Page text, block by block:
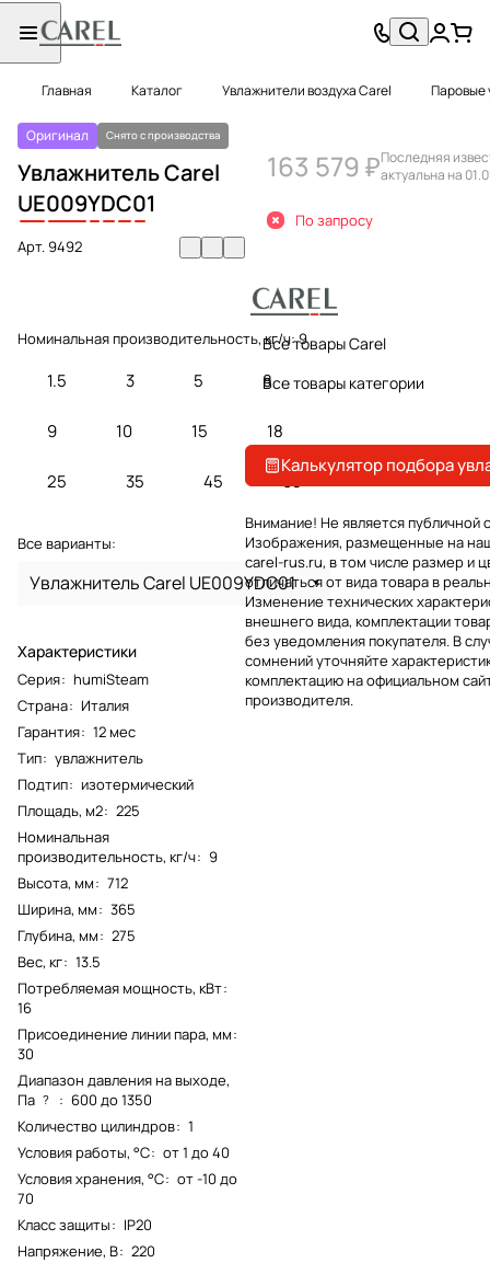
Главная Каталог Увлажнители воздуха Carel Паровые
Оригинал Снято с производства
Увлажнитель Carel
UE009YDC01
Арт.9492
Номинальная производительность, кг/ч:9
1.5 3 5 8
9 10 15 18
25 35 45 65
Все варианты:
Увлажнитель Carel UE009YDC01
Характеристики
Серия: humiSteam
Страна: Италия
Гарантия: 12 мес
Тип: увлажнитель
Подтип: изотермический
Площадь, м2: 225
Номинальная
производительность, кг/ч: 9
Высота, мм: 712
Ширина, мм: 365
Глубина, мм: 275
Вес, кг: 13.5
Потребляемая мощность, кВт:
16
Присоединение линии пара, мм:
30
Диапазон давления на выходе,
Па ? : 600 до 1350
Количество цилиндров: 1
Условия работы, °С: от 1 до 40
Условия хранения, °С: от -10 до
70
Класс защиты: IP20
Напряжение, В: 220
163 579 ₽Последняя
актуальна на
По запросу
Все товары Carel
Все товары категории
Калькулятор подбора
Внимание! Не является публичной
Изображения, размещенные на
carel-rus.ru, в том числе размер и
отличаться от вида товара в
Изменение технических
внешнего вида, комплектации
без уведомления покупателя. В
сомнений уточняйте
комплектацию на официальном
производителя.